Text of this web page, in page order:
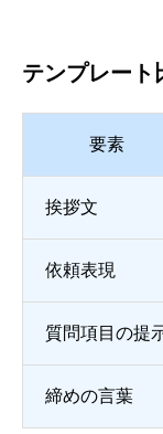
テンプレート
要素
挨拶文
依頼表現
質問項目の提
締めの言葉